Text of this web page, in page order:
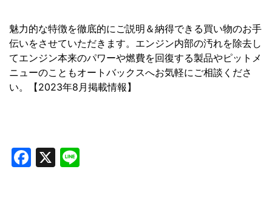
魅力的な特徴を徹底的にご説明＆納得できる買い物のお手
伝いをさせていただきます。エンジン内部の汚れを除去し
てエンジン本来のパワーや燃費を回復する製品やピットメ
ニューのこともオートバックスへお気軽にご相談くださ
い。【2023年8月掲載情報】
Facebook
X